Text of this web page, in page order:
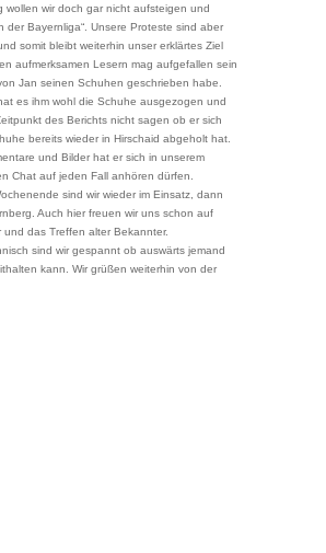
wollen wir doch gar nicht aufsteigen und
der Bayernliga“. Unsere Proteste sind aber
somit bleibt weiterhin unser erklärtes Ziel
aufmerksamen Lesern mag aufgefallen sein
Jan seinen Schuhen geschrieben habe.
es ihm wohl die Schuhe ausgezogen und
des Berichts nicht sagen ob er sich
bereits wieder in Hirschaid abgeholt hat.
und Bilder hat er sich in unserem
Chat auf jeden Fall anhören dürfen.
sind wir wieder im Einsatz, dann
Auch hier freuen wir uns schon auf
und das Treffen alter Bekannter.
sind wir gespannt ob auswärts jemand
kann. Wir grüßen weiterhin von der